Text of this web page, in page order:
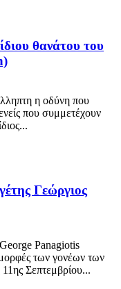
θανάτου του
η οδύνη που
που συμμετέχουν
Γεώργιος
Panagiotis
των γονέων των
Σεπτεμβρίου...